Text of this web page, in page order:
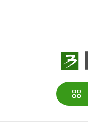
Kućni ljubimci